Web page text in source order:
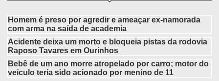
Homem é preso por agredir e ameaçar ex-namorada
com arma na saída de academia
Acidente deixa um morto e bloqueia pistas da rodovia
Raposo Tavares em Ourinhos
Bebê de um ano morre atropelado por carro; motor do
veículo teria sido acionado por menino de 11